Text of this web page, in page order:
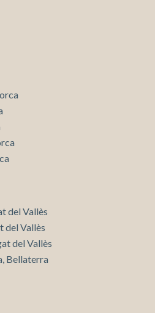
del Vallès
del Vallès
del Vallès
Bellaterra